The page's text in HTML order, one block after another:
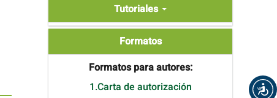
Tutoriales
Formatos
Formatos para autores:
1.Carta de autorización